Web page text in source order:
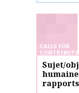
CALLS FOR
Sujet/